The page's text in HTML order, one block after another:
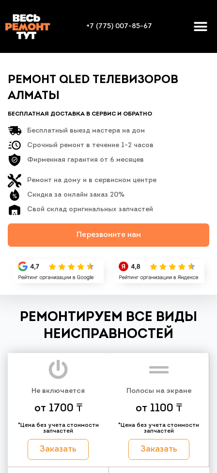
+7 (775) 007-85-67
РЕМОНТ QLED ТЕЛЕВИЗОРОВ
АЛМАТЫ
БЕСПЛАТНАЯ ДОСТАВКА В СЕРВИС И ОБРАТНО
Бесплатный выезд мастера на дом
Срочный ремонт в течение 1-2 часов
Фирменная гарантия от 6 месяцев
Ремонт на дому и в сервисном центре
Скидка за онлайн заказ 20%
Свой склад оригинальных запчастей
Перезвоните нам
РЕМОНТИРУЕМ ВСЕ ВИДЫ
НЕИСПРАВНОСТЕЙ
Не включается
от 1700 ₸
*Цена без учета стоимости
запчастей
Заказать
Полосы на экране
от 1100 ₸
*Цена без учета стоимости
запчастей
Заказать